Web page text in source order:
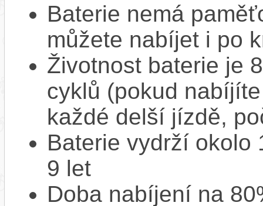
Baterie nemá
můžete nabíjet i po
Životnost baterie je
cyklů (pokud
každé delší jízdě,
Baterie vydrží okolo
9 let
Doba nabíjení na